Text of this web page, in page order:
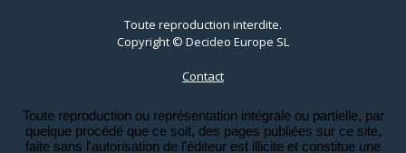
Toute reproduction interdite.
Copyright © Decideo Europe SL
Contact
Toute reproduction ou représentation intégrale ou partielle, par
quelque procédé que ce soit, des pages publiées sur ce site,
faite sans l'autorisation de l'éditeur est illicite et constitue une